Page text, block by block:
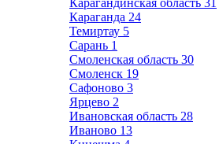
Карагандинская область 31
Караганда 24
Темиртау 5
Сарань 1
Смоленская область 30
Смоленск 19
Сафоново 3
Ярцево 2
Ивановская область 28
Иваново 13